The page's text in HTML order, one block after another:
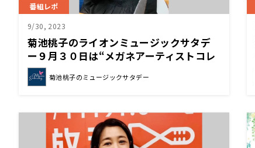
番組レポ
9/30, 2023
菊池桃子のライオンミュージックサタデ
ー９月３０日は“メガネアーティストコレ
クション”をお送りしました！
菊池桃子のミュージックサタデー